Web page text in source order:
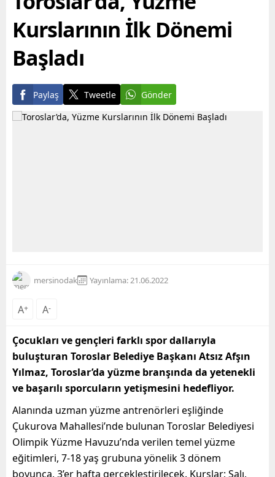
alabilmesine destek
Büyükşehir...
yapının...
Kurslarının İlk Dönemi
Başladı
Paylaş Tweetle Gönder
mersinodak Yayınlama: 21.06.2022
A+ A-
Çocukları ve gençleri farklı spor dallarıyla
buluşturan Toroslar Belediye Başkanı Atsız Afşın
Yılmaz, Toroslar’da yüzme branşında da yetenekli
ve başarılı sporcuların yetişmesini hedefliyor.
Alanında uzman yüzme antrenörleri eşliğinde
Çukurova Mahallesi’nde bulunan Toroslar Belediyesi
Olimpik Yüzme Havuzu’nda verilen temel yüzme
eğitimleri, 7-18 yaş grubuna yönelik 3 dönem
boyunca, 3’er hafta gerçekleştirilecek. Kurslar; Salı,